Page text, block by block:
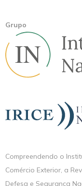
Grupo
Compreendendo o
Comércio Exterior, a
Defesa e Segurança